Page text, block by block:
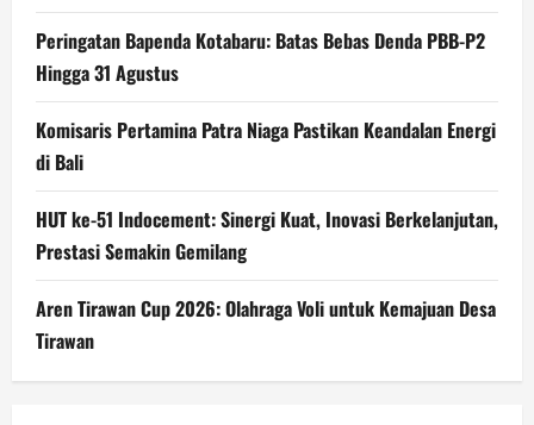
Peringatan Bapenda Kotabaru: Batas Bebas Denda PBB-P2
Hingga 31 Agustus
Komisaris Pertamina Patra Niaga Pastikan Keandalan Energi
di Bali
HUT ke-51 Indocement: Sinergi Kuat, Inovasi Berkelanjutan,
Prestasi Semakin Gemilang
Aren Tirawan Cup 2026: Olahraga Voli untuk Kemajuan Desa
Tirawan